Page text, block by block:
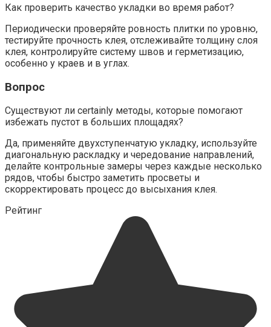
Как проверить качество укладки во время работ?
Периодически проверяйте ровность плитки по уровню,
тестируйте прочность клея, отслеживайте толщину слоя
клея, контролируйте систему швов и герметизацию,
особенно у краев и в углах.
Вопрос
Существуют ли certainly методы, которые помогают
избежать пустот в больших площадях?
Да, применяйте двухступенчатую укладку, используйте
диагональную раскладку и чередование направлений,
делайте контрольные замеры через каждые несколько
рядов, чтобы быстро заметить просветы и
скорректировать процесс до высыхания клея.
Рейтинг